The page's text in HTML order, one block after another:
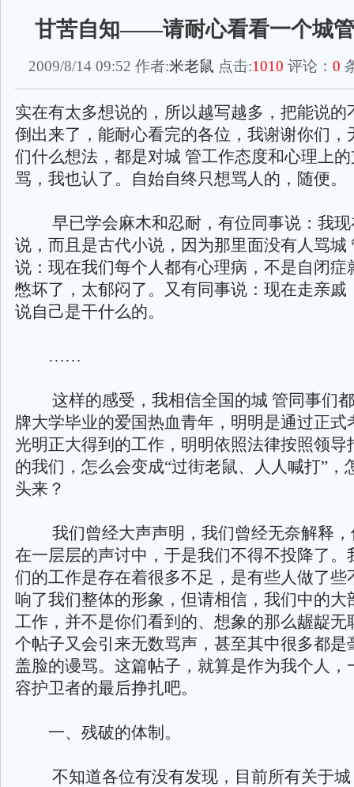
甘苦自知——请耐心看看一个城
2009/8/14 09:52 作者:米老鼠 点击:1010 评论： 0
实在有太多想说的，所以越写越多，把能说的
倒出来了，能耐心看完的各位，我谢谢你们，
们什么想法，都是对城 管工作态度和心理上
骂，我也认了。自始自终只想骂人的，随便。
早已学会麻木和忍耐，有位同事说：我现
说，而且是古代小说，因为那里面没有人骂城
说：现在我们每个人都有心理病，不是自闭症
憋坏了，太郁闷了。又有同事说：现在走亲戚
说自己是干什么的。
……
这样的感受，我相信全国的城 管同事们都
牌大学毕业的爱国热血青年，明明是通过正式
光明正大得到的工作，明明依照法律按照领导
的我们，怎么会变成“过街老鼠、人人喊打”，
头来？
我们曾经大声声明，我们曾经无奈解释，
在一层层的声讨中，于是我们不得不投降了。
们的工作是存在着很多不足，是有些人做了些
响了我们整体的形象，但请相信，我们中的大
工作，并不是你们看到的、想象的那么龌龊无
个帖子又会引来无数骂声，甚至其中很多都是
盖脸的谩骂。这篇帖子，就算是作为我个人，
容护卫者的最后挣扎吧。
一、残破的体制。
不知道各位有没有发现，目前所有关于城